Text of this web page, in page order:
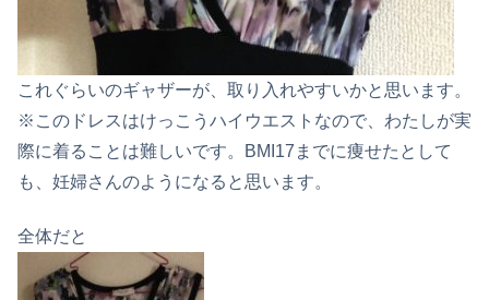
これぐらいのギャザーが、取り入れやすいかと思います。
※このドレスはけっこうハイウエストなので、わたしが実
際に着ることは難しいです。BMI17までに痩せたとして
も、妊婦さんのようになると思います。
全体だと